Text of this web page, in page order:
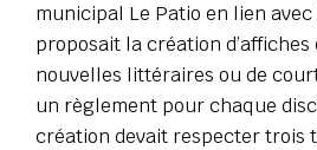
municipal Le Patio en lien
proposait la création d’affiches
nouvelles littéraires ou de
un règlement pour chaque
création devait respecter trois